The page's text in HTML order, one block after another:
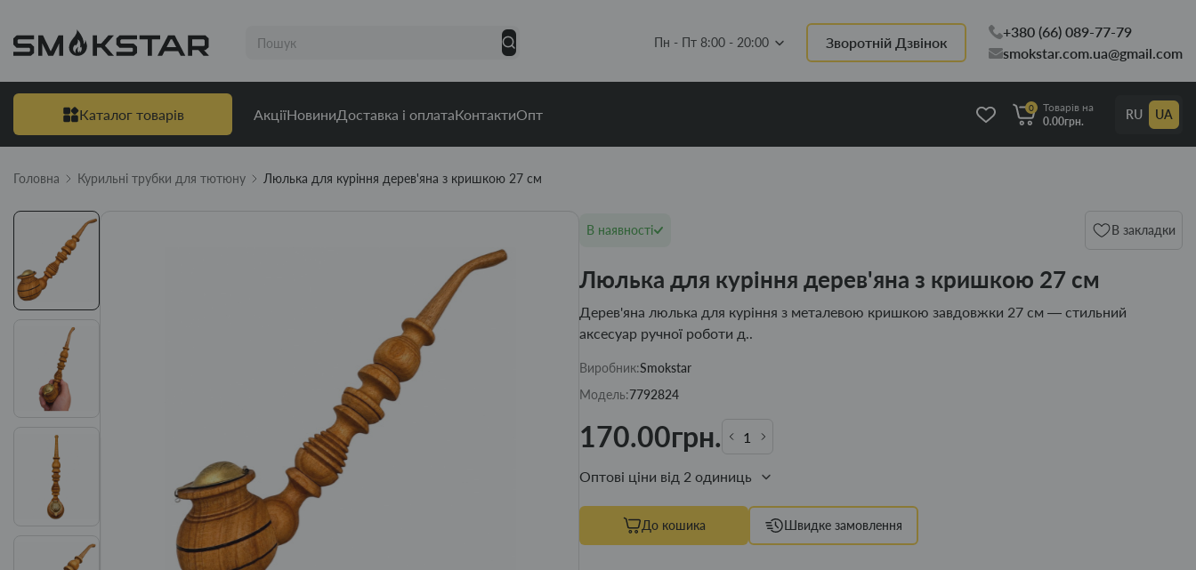
Пн - Пт 8:00 - 20:00 Зворотній Дзвінок
+380 (66) 089-77-79
smokstar.com.ua@gmail.com
Каталог товарів АкціїНовиниДоставка і оплатаКонтактиОпт 0
Товарів на
0.00грн.
RU UA
Головна Курильні трубки для тютюну Люлька для куріння дерев'яна з кришкою 27 см
В наявності В закладки
Люлька для куріння дерев'яна з кришкою 27 см
Дерев'яна люлька для куріння з металевою кришкою завдовжки 27 см — стильний
аксесуар ручної роботи д..
Виробник:Smokstar
Модель:7792824
170.00грн.
Оптові ціни від 2 одиниць
До кошика Швидке замовлення